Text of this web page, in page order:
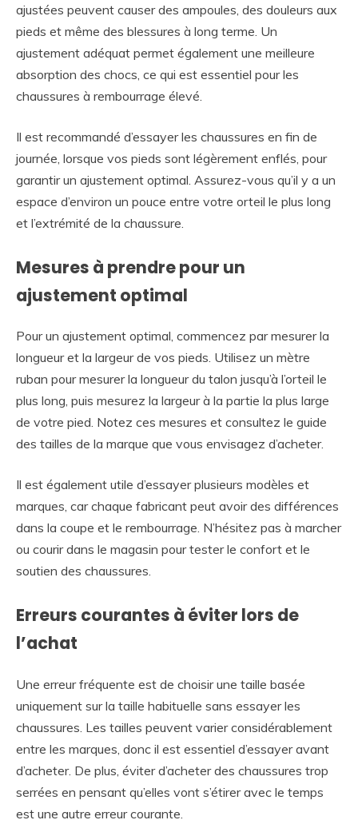
ajustées peuvent causer des ampoules, des douleurs aux
pieds et même des blessures à long terme. Un
ajustement adéquat permet également une meilleure
absorption des chocs, ce qui est essentiel pour les
chaussures à rembourrage élevé.
Il est recommandé d’essayer les chaussures en fin de
journée, lorsque vos pieds sont légèrement enflés, pour
garantir un ajustement optimal. Assurez-vous qu’il y a un
espace d’environ un pouce entre votre orteil le plus long
et l’extrémité de la chaussure.
Mesures à prendre pour un
ajustement optimal
Pour un ajustement optimal, commencez par mesurer la
longueur et la largeur de vos pieds. Utilisez un mètre
ruban pour mesurer la longueur du talon jusqu’à l’orteil le
plus long, puis mesurez la largeur à la partie la plus large
de votre pied. Notez ces mesures et consultez le guide
des tailles de la marque que vous envisagez d’acheter.
Il est également utile d’essayer plusieurs modèles et
marques, car chaque fabricant peut avoir des différences
dans la coupe et le rembourrage. N’hésitez pas à marcher
ou courir dans le magasin pour tester le confort et le
soutien des chaussures.
Erreurs courantes à éviter lors de
l’achat
Une erreur fréquente est de choisir une taille basée
uniquement sur la taille habituelle sans essayer les
chaussures. Les tailles peuvent varier considérablement
entre les marques, donc il est essentiel d’essayer avant
d’acheter. De plus, éviter d’acheter des chaussures trop
serrées en pensant qu’elles vont s’étirer avec le temps
est une autre erreur courante.